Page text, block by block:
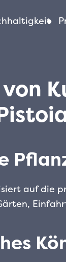
auf die